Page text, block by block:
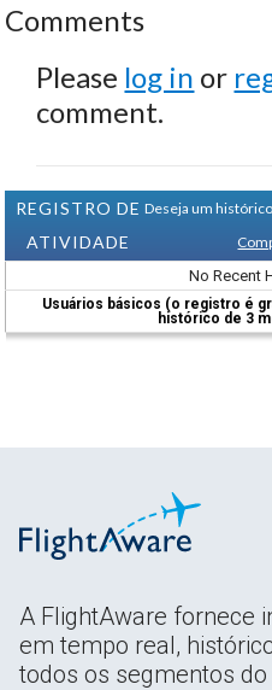
Comments
Please log in or
comment.
REGISTRO DE
ATIVIDADE
Deseja um
No Recent
Usuários básicos (o registro é
histórico de 3
A FlightAware fornece
em tempo real,
todos os segmentos